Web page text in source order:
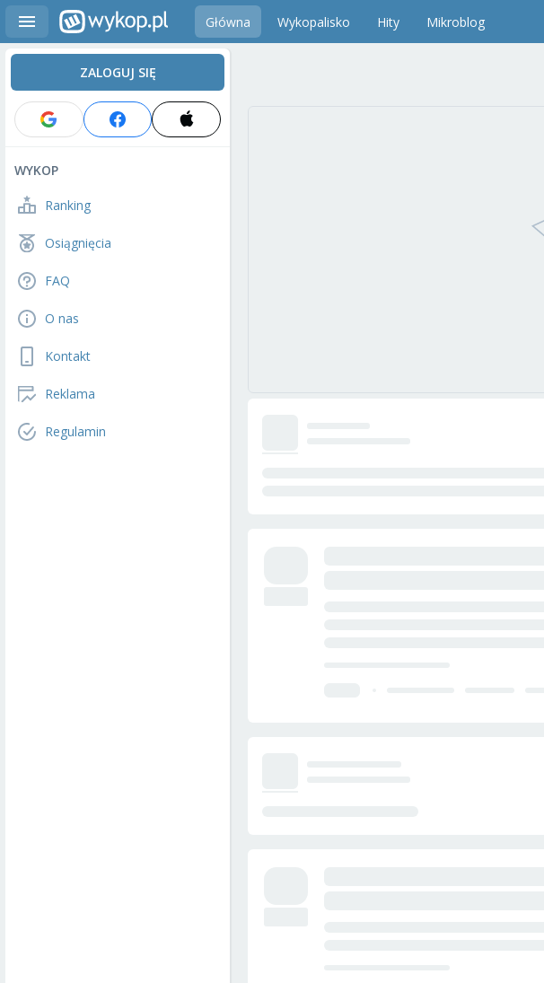
Główna Wykopalisko Hity Mikroblog
ZALOGUJ SIĘ
WYKOP
Ranking
Osiągnięcia
FAQ
O nas
Kontakt
Reklama
Regulamin